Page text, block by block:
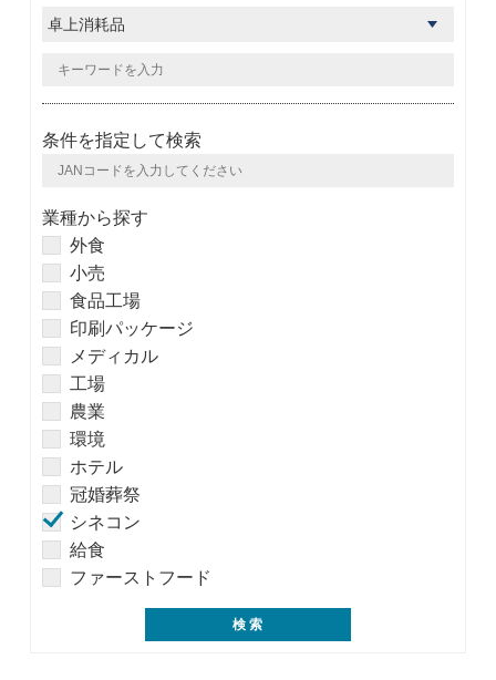
条件を指定して検索
業種から探す
外食
小売
食品工場
印刷パッケージ
メディカル
工場
農業
環境
ホテル
冠婚葬祭
シネコン
給食
ファーストフード